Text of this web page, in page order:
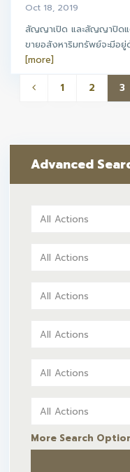
Oct 18, 2019
สัญญาเปิด และสัญญาปิด
ขายอสังหาริมทรัพย์จะมีอ
[more]
1 2 3
Advanced
All Actions
All Actions
All Actions
All Actions
All Actions
All Actions
More Search